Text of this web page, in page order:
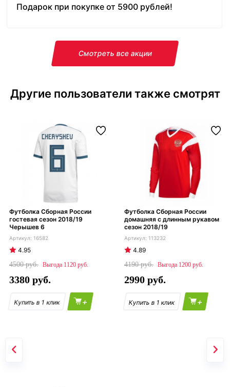
Подарок при покупке от 5900 рублей!
Смотреть все акции
Другие пользователи также смотрят
Футболка Сборная России
гостевая сезон 2018/19
Черышев 6
16582
4.95
4500
1120
3380
+
Футболка Сборная России
домашняя с длинным рукавом
сезон 2018/19
113232
4.89
4190
1200
2990
+